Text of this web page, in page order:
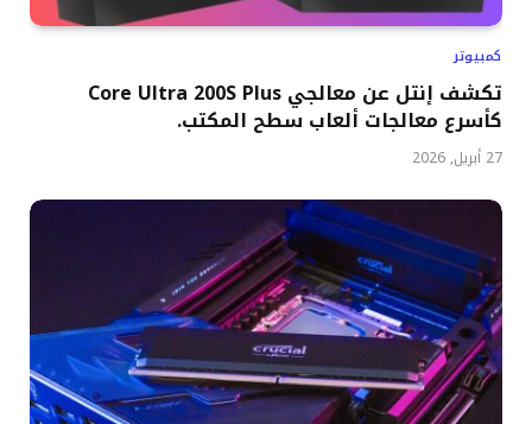
كمبيوتر
تكشف إنتل عن معالجي Core Ultra 200S Plus
كأسرع معالجات ألعاب سطح المكتب.
27 أبريل, 2026